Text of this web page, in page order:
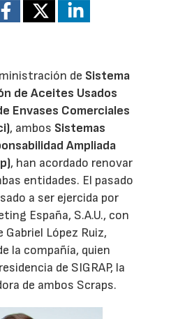
de Sistema
de Aceites Usados
Envases Comerciales
, ambos Sistemas
Ampliada
, han acordado renovar
entidades. El pasado
a ser ejercida por
España, S.A.U., con
López Ruiz,
la compañía, quien
de SIGRAP, la
de ambos Scraps.